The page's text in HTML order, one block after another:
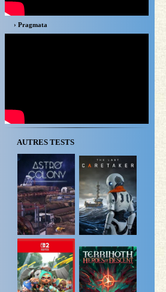
› Pragmata
AUTRES TESTS